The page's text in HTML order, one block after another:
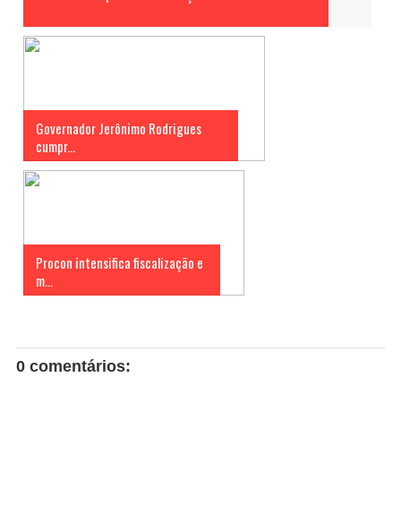
Governador Jerônimo Rodrigues
cumpr...
Procon intensifica fiscalização e
m...
0 comentários: